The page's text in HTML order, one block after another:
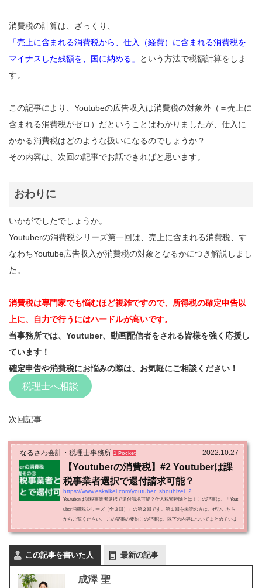
消費税の計算は、ざっくり、
「売上に含まれる消費税から、仕入（経費）に含まれる消費税を
マイナスした残額を、国に納める」
という方法で税額計算をしま
す。
この記事により、Youtubeの広告収入は消費税の対象外（＝売上に
含まれる消費税がゼロ）だということはわかりましたが、仕入に
かかる消費税はどのような扱いになるのでしょうか？
その内容は、次回の記事でお話できればと思います。
おわりに
いかがでしたでしょうか。
Youtuberの消費税シリーズ第一回は、売上に含まれる消費税、す
なわちYoutube広告収入が消費税の対象となるかにつき解説しまし
た。
消費税は専門家でも悩むほど複雑ですので、所得税の確定申告以
上に、自力で行うにはハードルが高いです。
当事務所では、Youtuber、動画配信者をされる皆様を強く応援し
ています！
確定申告や消費税にお悩みの際は、お気軽にご相談ください！
税理士へ相談
次回記事
なるさわ会計・税理士事務所 1 Pocket 2022.10.27
【Youtuberの消費税】#2 Youtuberは課
税事業者選択で還付請求可能？
https://www.eskaikei.com/youtuber_shouhizei_2
Youtuberは課税事業者選択で還付請求可能？仕入税額控除とは！この記事は、「Yout
uber消費税シリーズ（全３回）」の第２回です。第１回を未読の方は、ぜひこちら
からご覧ください。 この記事の要約この記事は、以下の内容についてまとめていま
す。✔Youtuberが消費税の免税事業者となった場合、申告はしなくて良いものの、経
合が「ゼロ」の場合におけ...
この記事を書いた人 最新の記事
成澤 聖